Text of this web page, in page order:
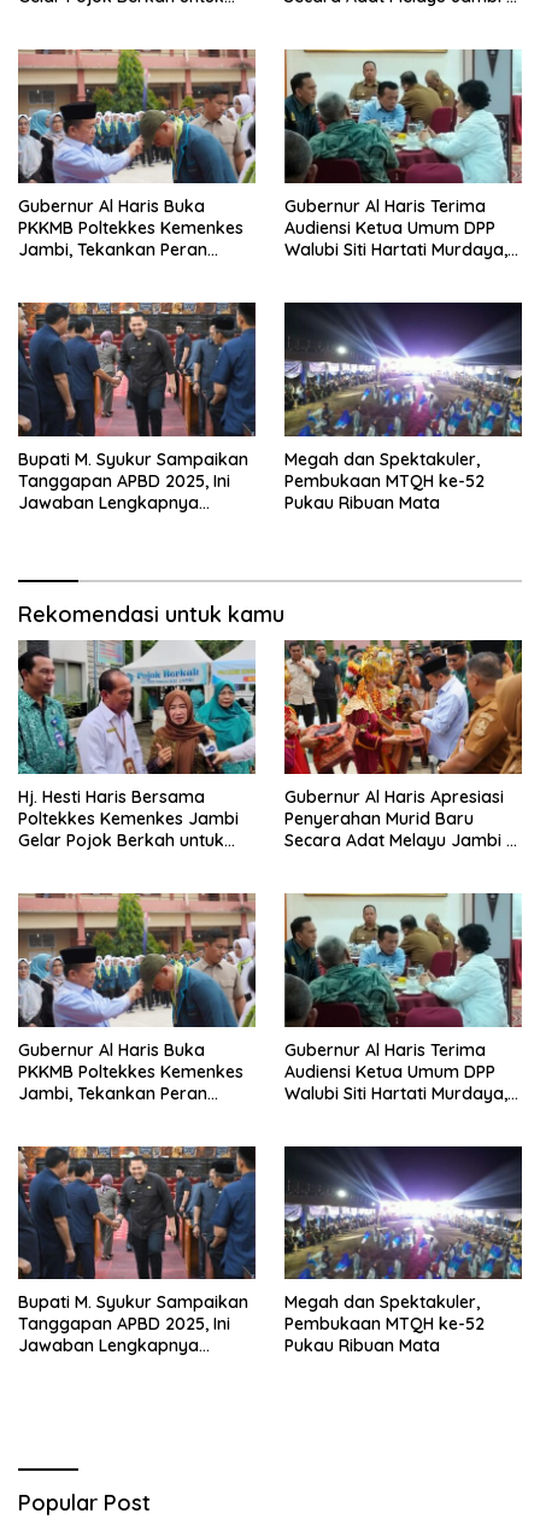
Gubernur Al Haris Buka
PKKMB Poltekkes Kemenkes
Jambi, Tekankan Peran
Gubernur Al Haris Terima
Audiensi Ketua Umum DPP
Walubi Siti Hartati Murdaya,
Bupati M. Syukur Sampaikan
Tanggapan APBD 2025, Ini
Jawaban Lengkapnya…
Megah dan Spektakuler,
Pembukaan MTQH ke-52
Pukau Ribuan Mata
Rekomendasi untuk kamu
Hj. Hesti Haris Bersama
Poltekkes Kemenkes Jambi
Gelar Pojok Berkah untuk
Gubernur Al Haris Apresiasi
Penyerahan Murid Baru
Secara Adat Melayu Jambi di
Gubernur Al Haris Buka
PKKMB Poltekkes Kemenkes
Jambi, Tekankan Peran
Gubernur Al Haris Terima
Audiensi Ketua Umum DPP
Walubi Siti Hartati Murdaya,
Bupati M. Syukur Sampaikan
Tanggapan APBD 2025, Ini
Jawaban Lengkapnya…
Megah dan Spektakuler,
Pembukaan MTQH ke-52
Pukau Ribuan Mata
Popular Post